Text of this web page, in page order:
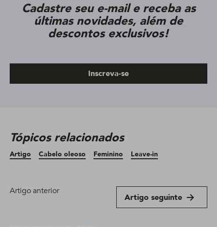
Cadastre seu e-mail e receba as
últimas novidades, além de
descontos exclusivos!
Inscreva-se
Tópicos relacionados
Artigo Cabelo oleoso Feminino Leave-in
Artigo anterior
Artigo seguinte